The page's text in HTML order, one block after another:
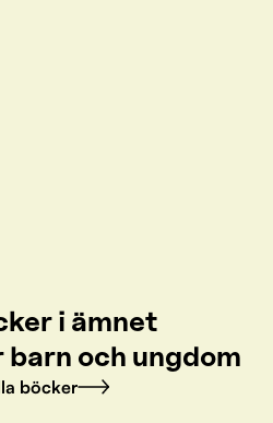
i ämnet
och ungdom
böcker